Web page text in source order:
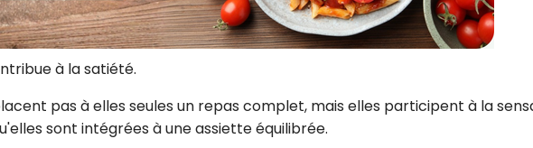
à la satiété.
pas à elles seules un repas complet, mais elles participent à la
sont intégrées à une assiette équilibrée.